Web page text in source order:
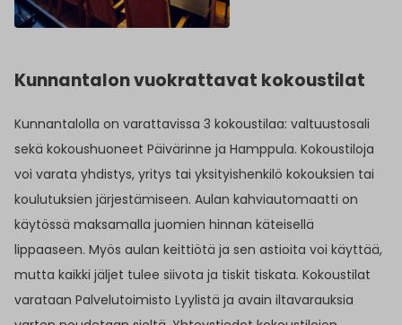
Kunnantalon vuokrattavat kokoustilat
Kunnantalolla on varattavissa 3 kokoustilaa: valtuustosali
sekä kokoushuoneet Päivärinne ja Hamppula. Kokoustiloja
voi varata yhdistys, yritys tai yksityishenkilö kokouksien tai
koulutuksien järjestämiseen. Aulan kahviautomaatti on
käytössä maksamalla juomien hinnan käteisellä
lippaaseen. Myös aulan keittiötä ja sen astioita voi käyttää,
mutta kaikki jäljet tulee siivota ja tiskit tiskata. Kokoustilat
varataan Palvelutoimisto Lyylistä ja avain iltavarauksia